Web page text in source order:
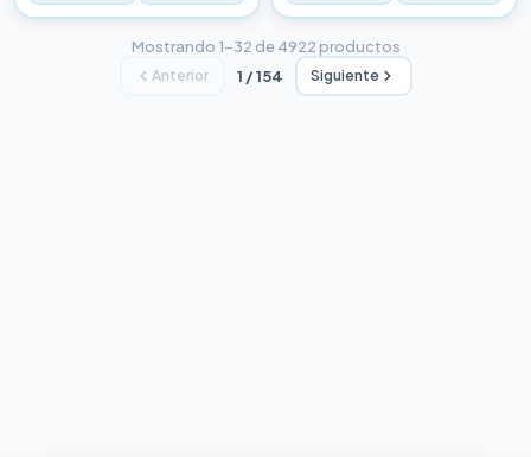
Mostrando 1–32 de 4922 productos
Anterior 1 / 154 Siguiente